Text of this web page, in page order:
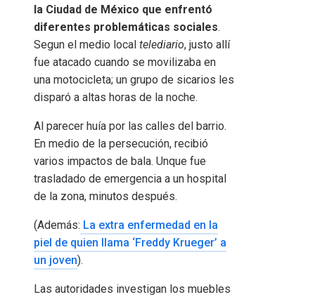
la Ciudad de México que enfrentó
diferentes problemáticas sociales.
Segun el medio local telediario, justo allí
fue atacado cuando se movilizaba en
una motocicleta; un grupo de sicarios les
disparó a altas horas de la noche.
Al parecer huía por las calles del barrio.
En medio de la persecución, recibió
varios impactos de bala. Unque fue
trasladado de emergencia a un hospital
de la zona, minutos después.
(Además: La extra enfermedad en la
piel de quien llama ‘Freddy Krueger’ a
un joven).
Las autoridades investigan los muebles